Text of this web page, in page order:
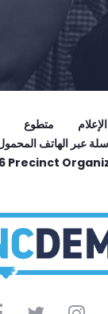
متطوع
عبر الهاتف
Precinct